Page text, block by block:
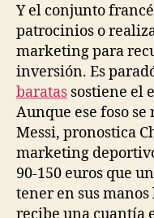
Y el conjunto
patrocinios o
marketing para
inversión. Es
baratas sostiene el
Aunque ese foso
Messi, pronostica
marketing
90-150 euros que
tener en sus manos
recibe una cuantía